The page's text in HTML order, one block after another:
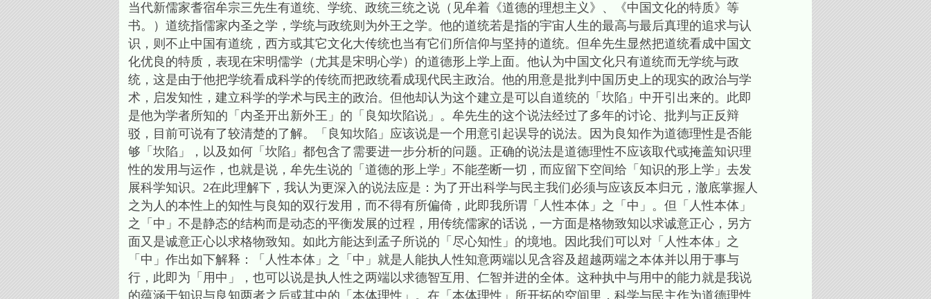
当代新儒家耆宿牟宗三先生有道统、学统、政统三统之说（见牟着《道德的理想主义》、《中国文化的特质》等
书。）道统指儒家内圣之学，学统与政统则为外王之学。他的道统若是指的宇宙人生的最高与最后真理的追求与认
识，则不止中国有道统，西方或其它文化大传统也当有它们所信仰与坚持的道统。但牟先生显然把道统看成中国文
化优良的特质，表现在宋明儒学（尤其是宋明心学）的道德形上学上面。他认为中国文化只有道统而无学统与政
统，这是由于他把学统看成科学的传统而把政统看成现代民主政治。他的用意是批判中国历史上的现实的政治与学
术，启发知性，建立科学的学术与民主的政治。但他却认为这个建立是可以自道统的「坎陷」中开引出来的。此即
是他为学者所知的「内圣开出新外王」的「良知坎陷说」。牟先生的这个说法经过了多年的讨论、批判与正反辩
驳，目前可说有了较清楚的了解。「良知坎陷」应该说是一个用意引起误导的说法。因为良知作为道德理性是否能
够「坎陷」，以及如何「坎陷」都包含了需要进一步分析的问题。正确的说法是道德理性不应该取代或掩盖知识理
性的发用与运作，也就是说，牟先生说的「道德的形上学」不能垄断一切，而应留下空间给「知识的形上学」去发
展科学知识。2在此理解下，我认为更深入的说法应是：为了开出科学与民主我们必须与应该反本归元，澈底掌握人
之为人的本性上的知性与良知的双行发用，而不得有所偏倚，此即我所谓「人性本体」之「中」。但「人性本体」
之「中」不是静态的结构而是动态的平衡发展的过程，用传统儒家的话说，一方面是格物致知以求诚意正心，另方
面又是诚意正心以求格物致知。如此方能达到孟子所说的「尽心知性」的境地。因此我们可以对「人性本体」之
「中」作出如下解释：「人性本体」之「中」就是人能执人性知意两端以见含容及超越两端之本体并以用于事与
行，此即为「用中」，也可以说是执人性之两端以求德智互用、仁智并进的全体。这种执中与用中的能力就是我说
的蕴涵于知识与良知两者之后或其中的「本体理性」。在「本体理性」所开拓的空间里，科学与民主作为道德理性